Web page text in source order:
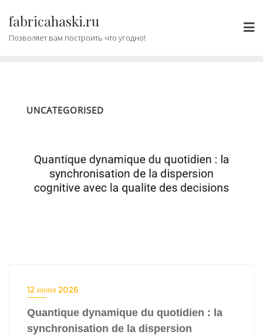
содержимому
fabricahaski.ru
Позволяет вам построить что угодно!
UNCATEGORISED
12 июня 2026
Quantique dynamique du quotidien : la
synchronisation de la dispersion